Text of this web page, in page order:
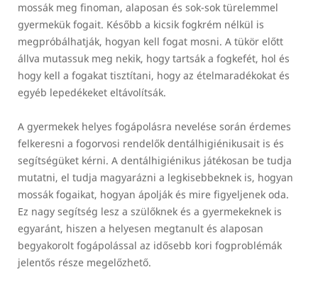
mossák meg finoman, alaposan és sok-sok türelemmel
gyermekük fogait. Később a kicsik fogkrém nélkül is
megpróbálhatják, hogyan kell fogat mosni. A tükör előtt
állva mutassuk meg nekik, hogy tartsák a fogkefét, hol és
hogy kell a fogakat tisztítani, hogy az ételmaradékokat és
egyéb lepedékeket eltávolítsák.
A gyermekek helyes fogápolásra nevelése során érdemes
felkeresni a fogorvosi rendelők dentálhigiénikusait is és
segítségüket kérni. A dentálhigiénikus játékosan be tudja
mutatni, el tudja magyarázni a legkisebbeknek is, hogyan
mossák fogaikat, hogyan ápolják és mire figyeljenek oda.
Ez nagy segítség lesz a szülőknek és a gyermekeknek is
egyaránt, hiszen a helyesen megtanult és alaposan
begyakorolt fogápolással az idősebb kori fogproblémák
jelentős része megelőzhető.